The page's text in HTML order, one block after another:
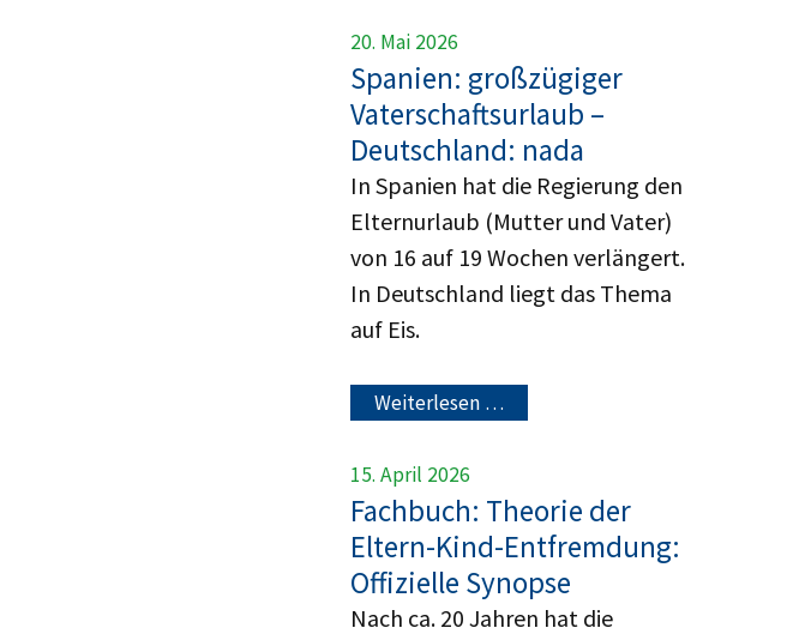
20. Mai 2026
Spanien: großzügiger
Vaterschaftsurlaub –
Deutschland: nada
In Spanien hat die Regierung den
Elternurlaub (Mutter und Vater)
von 16 auf 19 Wochen verlängert.
In Deutschland liegt das Thema
auf Eis.
Weiterlesen …
15. April 2026
Fachbuch: Theorie der
Eltern-Kind-Entfremdung:
Offizielle Synopse
Nach ca. 20 Jahren hat die